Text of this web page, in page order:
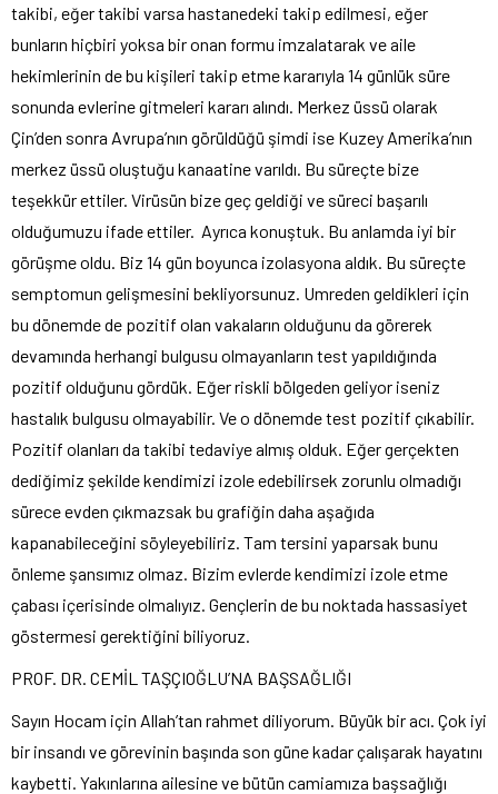
takibi, eğer takibi varsa hastanedeki takip edilmesi, eğer
bunların hiçbiri yoksa bir onan formu imzalatarak ve aile
hekimlerinin de bu kişileri takip etme kararıyla 14 günlük süre
sonunda evlerine gitmeleri kararı alındı. Merkez üssü olarak
Çin’den sonra Avrupa’nın görüldüğü şimdi ise Kuzey Amerika’nın
merkez üssü oluştuğu kanaatine varıldı. Bu süreçte bize
teşekkür ettiler. Virüsün bize geç geldiği ve süreci başarılı
olduğumuzu ifade ettiler. Ayrıca konuştuk. Bu anlamda iyi bir
görüşme oldu. Biz 14 gün boyunca izolasyona aldık. Bu süreçte
semptomun gelişmesini bekliyorsunuz. Umreden geldikleri için
bu dönemde de pozitif olan vakaların olduğunu da görerek
devamında herhangi bulgusu olmayanların test yapıldığında
pozitif olduğunu gördük. Eğer riskli bölgeden geliyor iseniz
hastalık bulgusu olmayabilir. Ve o dönemde test pozitif çıkabilir.
Pozitif olanları da takibi tedaviye almış olduk. Eğer gerçekten
dediğimiz şekilde kendimizi izole edebilirsek zorunlu olmadığı
sürece evden çıkmazsak bu grafiğin daha aşağıda
kapanabileceğini söyleyebiliriz. Tam tersini yaparsak bunu
önleme şansımız olmaz. Bizim evlerde kendimizi izole etme
çabası içerisinde olmalıyız. Gençlerin de bu noktada hassasiyet
göstermesi gerektiğini biliyoruz.
PROF. DR. CEMİL TAŞÇIOĞLU’NA BAŞSAĞLIĞI
Sayın Hocam için Allah’tan rahmet diliyorum. Büyük bir acı. Çok iyi
bir insandı ve görevinin başında son güne kadar çalışarak hayatını
kaybetti. Yakınlarına ailesine ve bütün camiamıza başsağlığı